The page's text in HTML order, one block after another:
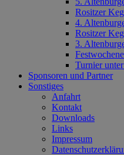
Rositzer
4.
Rositzer
3.
Turnier
Sponsoren und Partner
Sonstiges
Anfahrt
Kontakt
Downloads
Links
Impressum